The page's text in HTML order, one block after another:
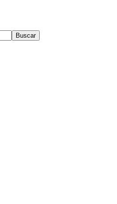
Buscar